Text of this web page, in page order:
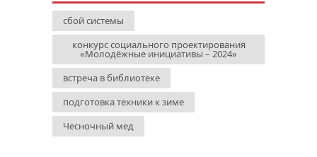
сбой системы
конкурс социального проектирования
«Молодёжные инициативы – 2024»
встреча в библиотеке
подготовка техники к зиме
Чесночный мед